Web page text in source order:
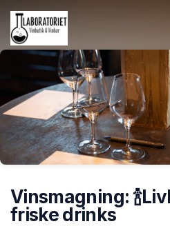
Skip header
Vinsmagning:
friske drinks